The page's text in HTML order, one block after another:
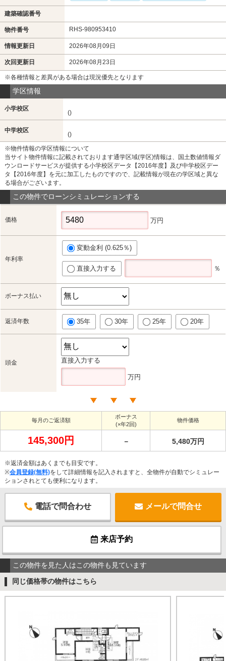
建築確認番号
物件番号 RHS-980953410
情報更新日 2026年08月09日
次回更新日 2026年08月23日
※各種情報と差異がある場合は現況優先となります
学区情報
小学校区
()
中学校区
()
※物件情報の学区情報について
当サイト物件情報に記載されております通学区域(学区)情報は、国土数値情報ダ
ウンロードサービスが提供する小学校区データ【2016年度】及び中学校区デー
タ【2016年度】を元に加工したものですので、記載情報が現在の学区域と異な
る場合がございます。
この物件でローンシミュレーションする
価格 万円
年利率
変動金利 (0.625％)
直接入力する ％
ボーナス払い
返済年数 35年 30年 25年 20年
頭金 直接入力する
万円
毎月のご返済額
ボーナス
(×年2回)
物件価格
145,300円 － 5,480万円
※返済金額はあくまでも目安です。
※会員登録(無料)をして詳細情報を記入されますと、全物件が自動でシミュレー
ションされとても便利になります。
電話で問合わせ メールで問合せ
来店予約
この物件を見た人はこの物件も見ています
同じ価格帯の物件はこちら